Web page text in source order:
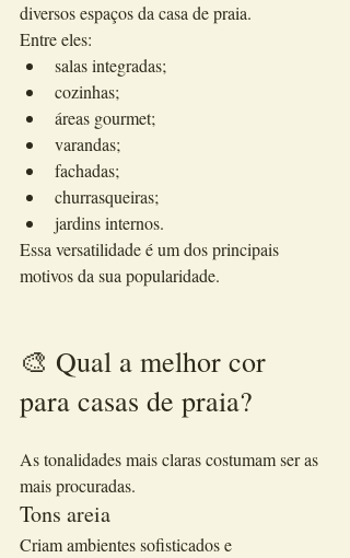
diversos espaços da casa de praia.
Entre eles:
salas integradas;
cozinhas;
áreas gourmet;
varandas;
fachadas;
churrasqueiras;
jardins internos.
Essa versatilidade é um dos principais
motivos da sua popularidade.
🎨 Qual a melhor cor
para casas de praia?
As tonalidades mais claras costumam ser as
mais procuradas.
Tons areia
Criam ambientes sofisticados e